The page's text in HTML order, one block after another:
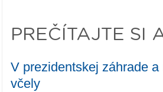
PREČÍTAJTE SI
V prezidentskej záhrade
včely